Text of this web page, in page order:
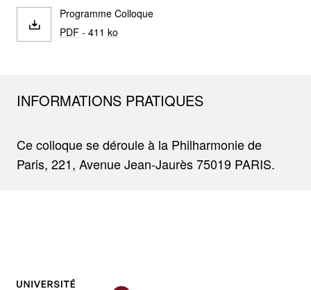
Programme Colloque
PDF - 411 ko
INFORMATIONS PRATIQUES
Ce colloque se déroule à la Philharmonie de
Paris, 221, Avenue Jean-Jaurès 75019 PARIS.